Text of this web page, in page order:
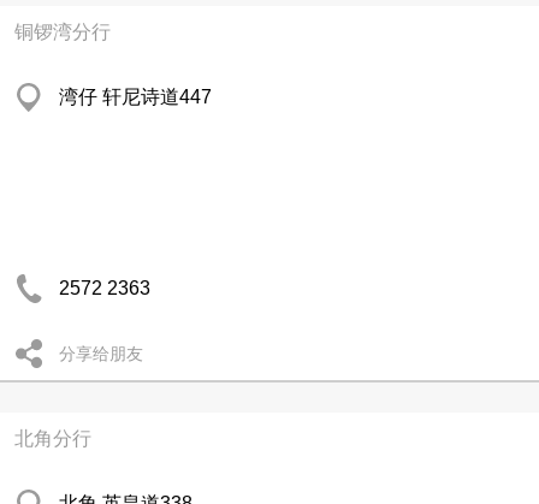
铜锣湾分行
湾仔 轩尼诗道447
2572 2363
分享给朋友
北角分行